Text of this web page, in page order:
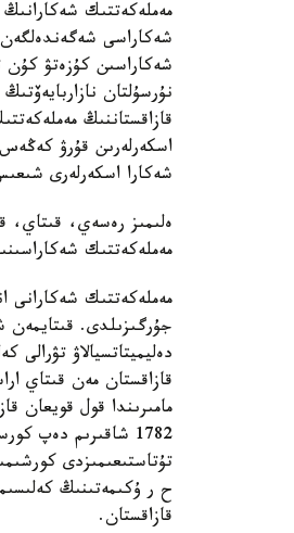
مەملەكەتتىك
نۇرسۇلتان
اسكەرلەرىن قۇرۋ
شەكارا اسكەرلەرى
ەلىمىز رەسەي، قىتاي،
مەملەكەتتىك شەكاراسىنىڭ جالپى
دەليميتاتسيالاۋ
مامىرىندا قول قويعان
1782 شاقىرىم دەپ
تۇتاستىعىمىزدى
ح ر ۇكىمەتىنىڭ
قازاقستان.